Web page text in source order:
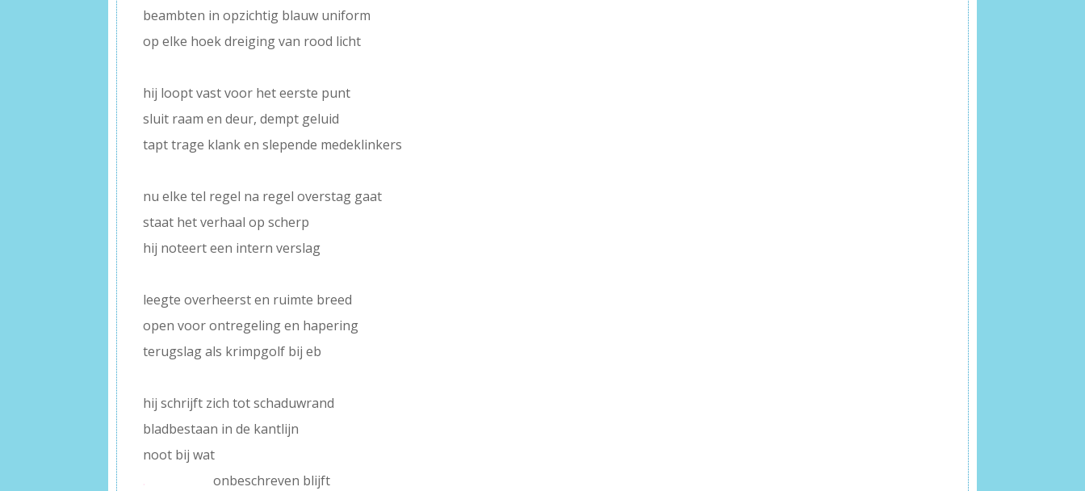
beambten in opzichtig blauw uniform
op elke hoek dreiging van rood licht
hij loopt vast voor het eerste punt
sluit raam en deur, dempt geluid
tapt trage klank en slepende medeklinkers
nu elke tel regel na regel overstag gaat
staat het verhaal op scherp
hij noteert een intern verslag
leegte overheerst en ruimte breed
open voor ontregeling en hapering
terugslag als krimpgolf bij eb
hij schrijft zich tot schaduwrand
bladbestaan in de kantlijn
noot bij wat
.
onbeschreven blijft